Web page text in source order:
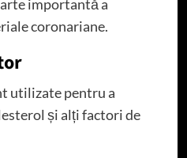
importantă a
coronariane.
utilizate pentru a
și alți factori de